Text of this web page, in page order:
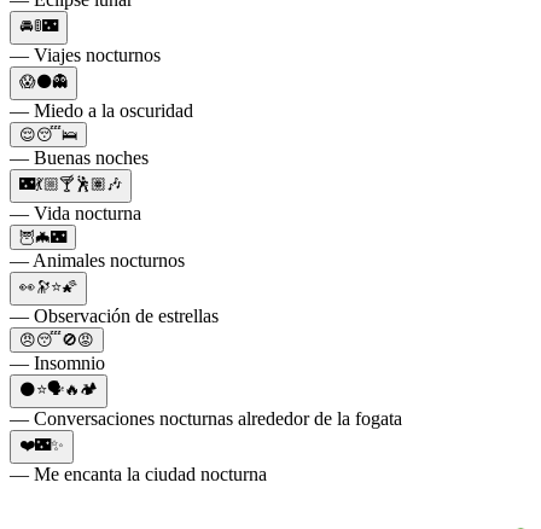
🚘🚦🌃
— Viajes nocturnos
😱⚫👻
— Miedo a la oscuridad
😌😴🛌
— Buenas noches
🌃💃🏼🍸🕺🏽🎶
— Vida nocturna
🦉🦇🌃
— Animales nocturnos
👀🔭⭐🌠
— Observación de estrellas
😠😴🚫😡
— Insomnio
🌑⭐🗣🔥🏕
— Conversaciones nocturnas alrededor de la fogata
❤️🌃✨
— Me encanta la ciudad nocturna